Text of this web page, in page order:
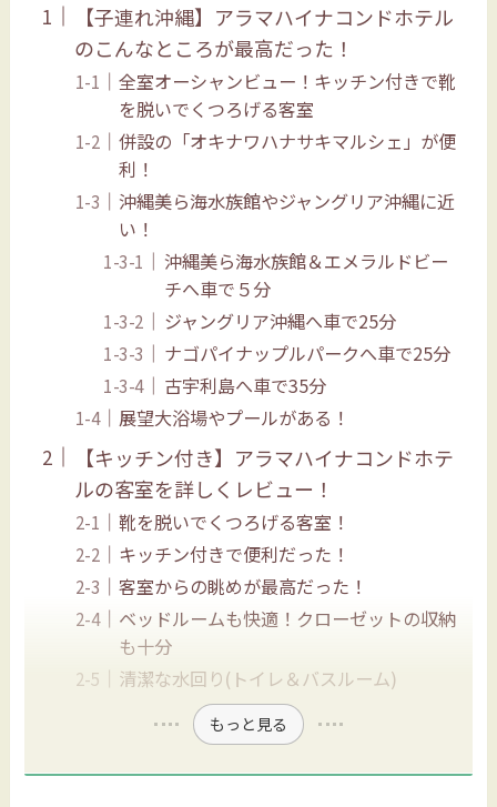
【子連れ沖縄】アラマハイナコンドホテル
のこんなところが最高だった！
全室オーシャンビュー！キッチン付きで靴
を脱いでくつろげる客室
併設の「オキナワハナサキマルシェ」が便
利！
沖縄美ら海水族館やジャングリア沖縄に近
い！
沖縄美ら海水族館＆エメラルドビー
チへ車で５分
ジャングリア沖縄へ車で25分
ナゴパイナップルパークへ車で25分
古宇利島へ車で35分
展望大浴場やプールがある！
【キッチン付き】アラマハイナコンドホテ
ルの客室を詳しくレビュー！
靴を脱いでくつろげる客室！
キッチン付きで便利だった！
客室からの眺めが最高だった！
ベッドルームも快適！クローゼットの収納
も十分
清潔な水回り(トイレ＆バスルーム)
もっと見る